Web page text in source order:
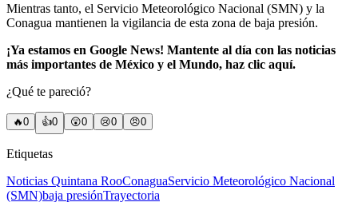
Mientras tanto, el Servicio Meteorológico Nacional (SMN) y la
Conagua mantienen la vigilancia de esta zona de baja presión.
¡Ya estamos en Google News! Mantente al día con las noticias
más importantes de México y el Mundo, haz clic aquí.
¿Qué te pareció?
🔥0 👍0 😲0 😢0 😠0
Etiquetas
Noticias Quintana RooConaguaServicio Meteorológico Nacional
(SMN)baja presiónTrayectoria